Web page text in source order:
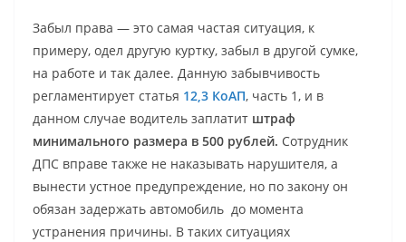
Забыл права — это самая частая ситуация, к
примеру, одел другую куртку, забыл в другой сумке,
на работе и так далее. Данную забывчивость
регламентирует статья 12,3 КоАП, часть 1, и в
данном случае водитель заплатит штраф
минимального размера в 500 рублей. Сотрудник
ДПС вправе также не наказывать нарушителя, а
вынести устное предупреждение, но по закону он
обязан задержать автомобиль до момента
устранения причины. В таких ситуациях